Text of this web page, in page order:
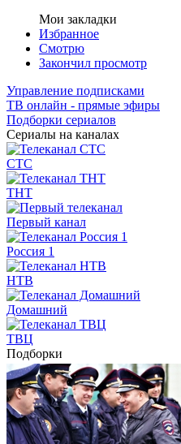
Мои закладки
Избранное
Смотрю
Закончил просмотр
Управление подписками
ТВ онлайн - прямые эфиры
Подборки сериалов
Сериалы на каналах
СТС
ТНТ
Первый канал
Россия 1
НТВ
Домашний
ТВЦ
Подборки